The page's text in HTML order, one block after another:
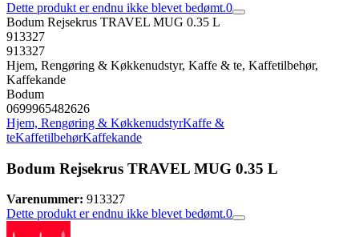
Dette produkt er endnu ikke blevet bedømt.0
Bodum Rejsekrus TRAVEL MUG 0.35 L
913327
913327
Hjem, Rengøring & Køkkenudstyr, Kaffe & te, Kaffetilbehør,
Kaffekande
Bodum
0699965482626
Hjem, Rengøring & KøkkenudstyrKaffe &
teKaffetilbehørKaffekande
Bodum Rejsekrus TRAVEL MUG 0.35 L
Varenummer: 913327
Dette produkt er endnu ikke blevet bedømt.0